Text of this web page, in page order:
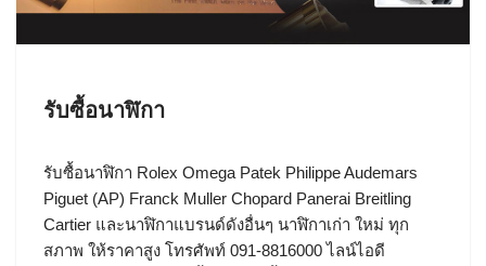
รับซื้อนาฬิกา
รับซื้อนาฬิกา Rolex Omega Patek Philippe Audemars
Piguet (AP) Franck Muller Chopard Panerai Breitling
Cartier และนาฬิกาแบรนด์ดังอื่นๆ นาฬิกาเก่า ใหม่ ทุก
สภาพ ให้ราคาสูง โทรศัพท์ 091-8816000 ไลน์ไอดี